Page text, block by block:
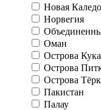
Новая
Норвегия
Оман
Острова Кука
Острова
Острова
Пакистан
Палау